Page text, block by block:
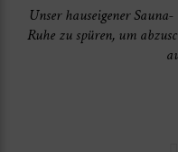
Unser hauseigener
Ruhe zu spüren, um